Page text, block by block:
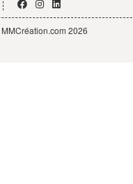
MMCréation.com 2026